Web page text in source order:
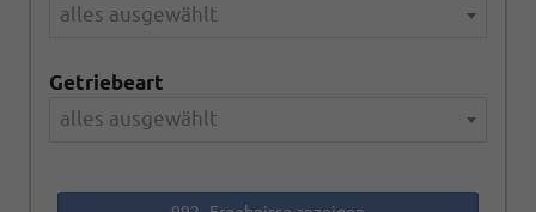
alles ausgewählt
Getriebeart
alles ausgewählt